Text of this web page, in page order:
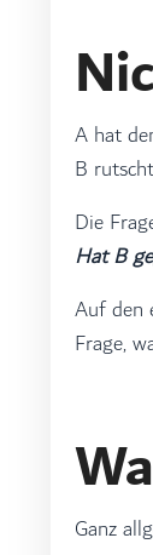
A hat
B
Die
Hat B
Auf den
Frage,
Ganz